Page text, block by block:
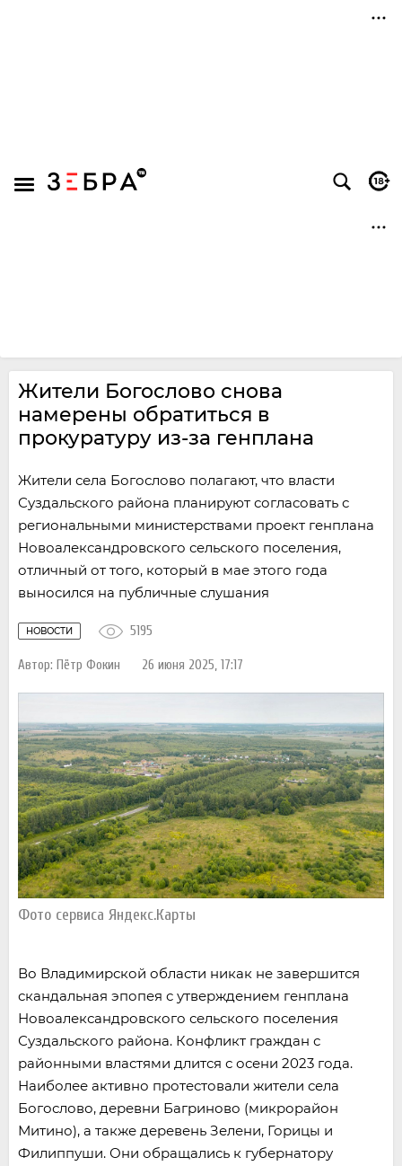
Жители Богослово снова
намерены обратиться в
прокуратуру из-за генплана
Жители села Богослово полагают, что власти
Суздальского района планируют согласовать с
региональными министерствами проект генплана
Новоалександровского сельского поселения,
отличный от того, который в мае этого года
выносился на публичные слушания
НОВОСТИ
Автор: Пётр Фокин 26 июня 2025, 17:17
5195
Фото сервиса Яндекс.Карты
Во Владимирской области никак не завершится
скандальная эпопея с утверждением генплана
Новоалександровского сельского поселения
Суздальского района. Конфликт граждан с
районными властями длится с осени 2023 года.
Наиболее активно протестовали жители села
Богослово, деревни Багриново (микрорайон
Митино), а также деревень Зелени, Горицы и
Филиппуши. Они обращались к губернатору